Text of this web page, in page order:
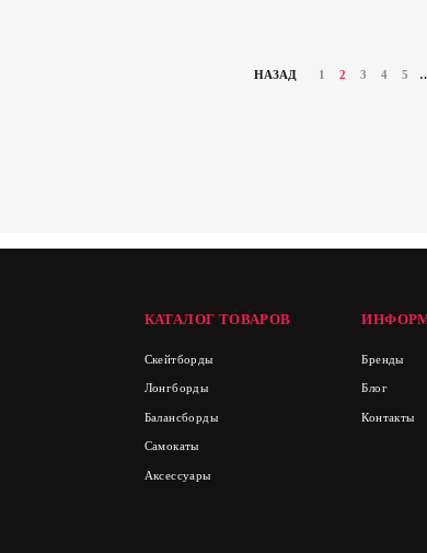
НАЗАД 1 2 3 4 5
КАТАЛОГ ТОВАРОВ
Скейтборды
Лонгборды
Балансборды
Самокаты
Аксессуары
Бренды
Блог
Контакты